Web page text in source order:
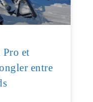
et
entre